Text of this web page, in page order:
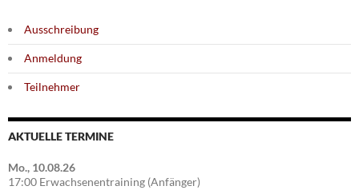
Ausschreibung
Anmeldung
Teilnehmer
AKTUELLE TERMINE
Mo., 10.08.26
17:00 Erwachsenentraining (Anfänger)